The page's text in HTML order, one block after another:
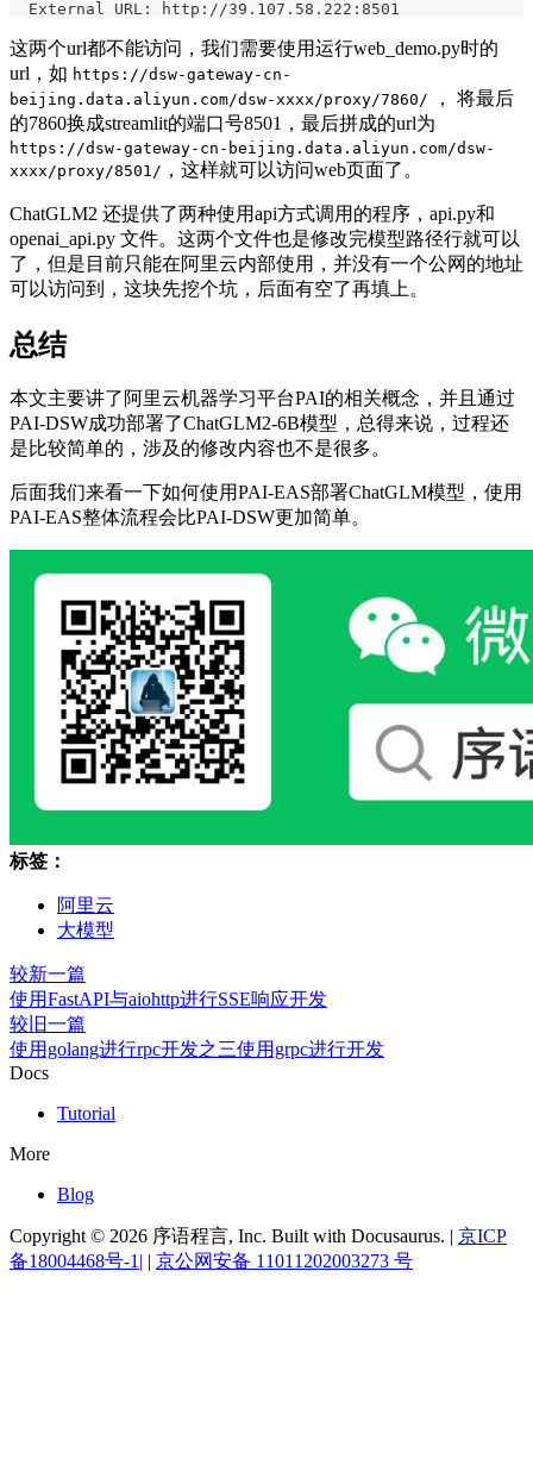
  External URL: http://39.107.58.222:8501
这两个url都不能访问，我们需要使用运行web_demo.py时的
url，如 https://dsw-gateway-cn-
beijing.data.aliyun.com/dsw-xxxx/proxy/7860/
， 将最后
的7860换成streamlit的端口号8501，最后拼成的url为
https://dsw-gateway-cn-beijing.data.aliyun.com/dsw-
xxxx/proxy/8501/ ，这样就可以访问web页面了。
ChatGLM2 还提供了两种使用api方式调用的程序，api.py和
openai_api.py 文件。这两个文件也是修改完模型路径行就可以
了，但是目前只能在阿里云内部使用，并没有一个公网的地址
可以访问到，这块先挖个坑，后面有空了再填上。
总结
本文主要讲了阿里云机器学习平台PAI的相关概念，并且通过
PAI-DSW成功部署了ChatGLM2-6B模型，总得来说，过程还
是比较简单的，涉及的修改内容也不是很多。
后面我们来看一下如何使用PAI-EAS部署ChatGLM模型，使用
PAI-EAS整体流程会比PAI-DSW更加简单。
标签：
阿里云
大模型
较新一篇
使用FastAPI与aiohttp进行SSE响应开发
较旧一篇
使用golang进行rpc开发之三使用grpc进行开发
Docs
Tutorial
More
Blog
Copyright © 2026 序语程言, Inc. Built with Docusaurus. | 京ICP
备18004468号-1|
京公网安备 11011202003273 号